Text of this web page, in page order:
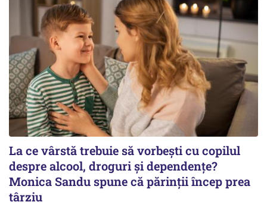
La ce vârstă trebuie să vorbești cu copilul
despre alcool, droguri și dependențe?
Monica Sandu spune că părinții încep prea
târziu